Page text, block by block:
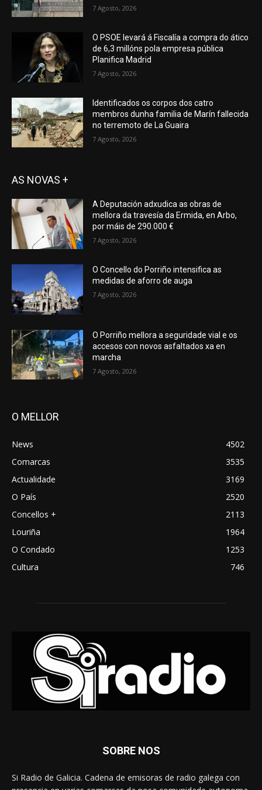
7 Agosto, 2026
O PSOE levará á Fiscalía a compra do ático
de 6,3 millóns pola empresa pública
Planifica Madrid
7 Agosto, 2026
Identificados os corpos dos catro
membros dunha familia de Marín fallecida
no terremoto de La Guaira
7 Agosto, 2026
AS NOVAS +
A Deputación adxudica as obras de
mellora da travesía da Ermida, en Arbo,
por máis de 290.000 €
7 Agosto, 2026
O Concello do Porriño intensifica as
medidas de aforro de auga
7 Agosto, 2026
O Porriño mellora a seguridade vial e os
accesos con novos asfaltados xa en
marcha
7 Agosto, 2026
O MELLOR
News
4502
Comarcas
3535
Actualidade
3169
O País
2520
Concellos +
2113
Louriña
1964
O Condado
1253
Cultura
746
SOBRE NOS
Si Radio de Galicia. Cadena de emisoras de radio galega con